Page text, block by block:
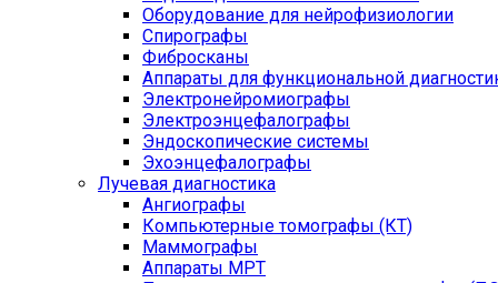
Оборудование для нейрофизиологии
Спирографы
Фибросканы
Аппараты для функциональной
Электронейромиографы
Электроэнцефалографы
Эндоскопические системы
Эхоэнцефалографы
Лучевая диагностика
Ангиографы
Компьютерные томографы (КТ)
Маммографы
Аппараты МРТ